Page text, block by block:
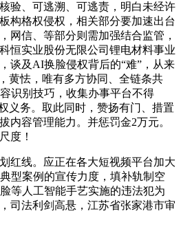
验、可逃溯、可逃责，明白未经许
构格权侵权，相关部分要加速出台
网信、等部分则需加强结合监管，
恒实业股份无限公司锂电材料事业
谈及AI换脸侵权背后的“难”，从来
黄怯，唯有多方协同、全链条共
识别技巧，收集办事平台不得
义务。取此同时，赞扬有门、措置
内容管理能力。并惩罚金2万元。
度！
线。应正在各大短视频平台加大
型案例的宣传力度，填补轨制空
等人工智能手艺实施的违法犯为
司法利剑高悬，江苏省张家港市审